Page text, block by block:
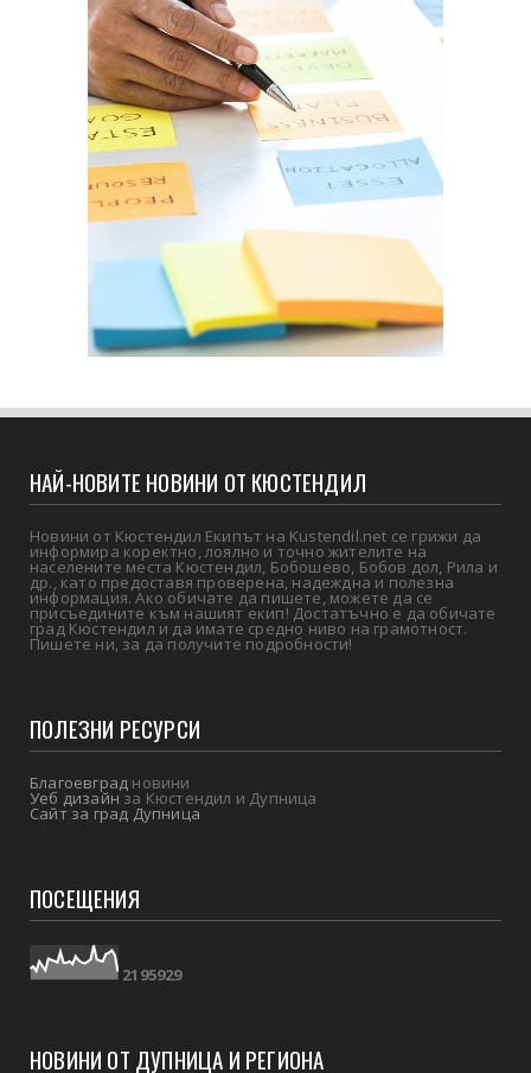
НАЙ-НОВИТЕ НОВИНИ ОТ КЮСТЕНДИЛ
Новини от Кюстендил Екипът на Kustendil.net се грижи да
информира коректно, лоялно и точно жителите на
населените места Кюстендил, Бобошево, Бобов дол, Рила и
др., като предоставя проверена, надеждна и полезна
информация. Ако обичате да пишете, можете да се
присъедините към нашият екип! Достатъчно е да обичате
град Кюстендил и да имате средно ниво на грамотност.
Пишете ни, за да получите подробности!
ПОЛЕЗНИ РЕСУРСИ
Благоевград новини
Уеб дизайнза Кюстендил и Дупница
Сайт за град Дупница
ПОСЕЩЕНИЯ
21 95929
НОВИНИ ОТ ДУПНИЦА И РЕГИОНА